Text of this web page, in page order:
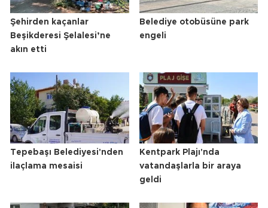
Şehirden kaçanlar
Beşikderesi Şelalesi’ne
akın etti
Belediye otobüsüne park
engeli
Tepebaşı Belediyesi'nden
ilaçlama mesaisi
Kentpark Plajı'nda
vatandaşlarla bir araya
geldi